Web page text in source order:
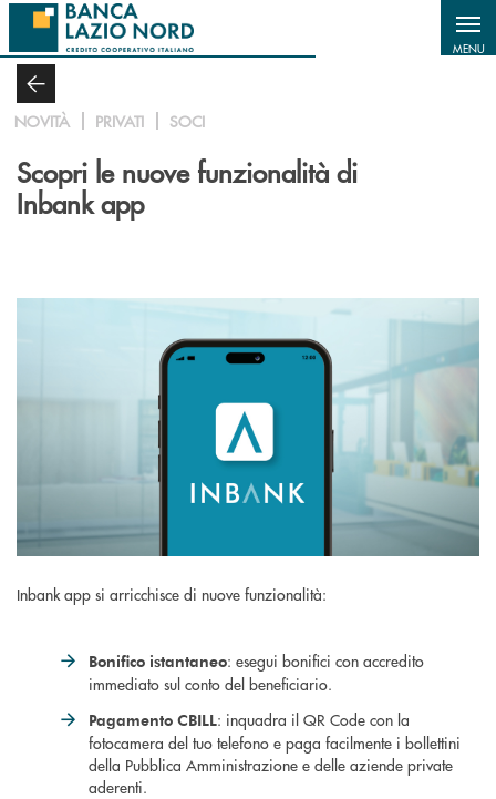
Salta al contenuto principale
MENU
NOVITÀ PRIVATI SOCI
Scopri le nuove funzionalità di
Inbank app
Inbank app si arricchisce di nuove funzionalità:
Bonifico istantaneo: esegui bonifici con accredito
immediato sul conto del beneficiario.
Pagamento CBILL: inquadra il QR Code con la
fotocamera del tuo telefono e paga facilmente i bollettini
della Pubblica Amministrazione e delle aziende private
aderenti.